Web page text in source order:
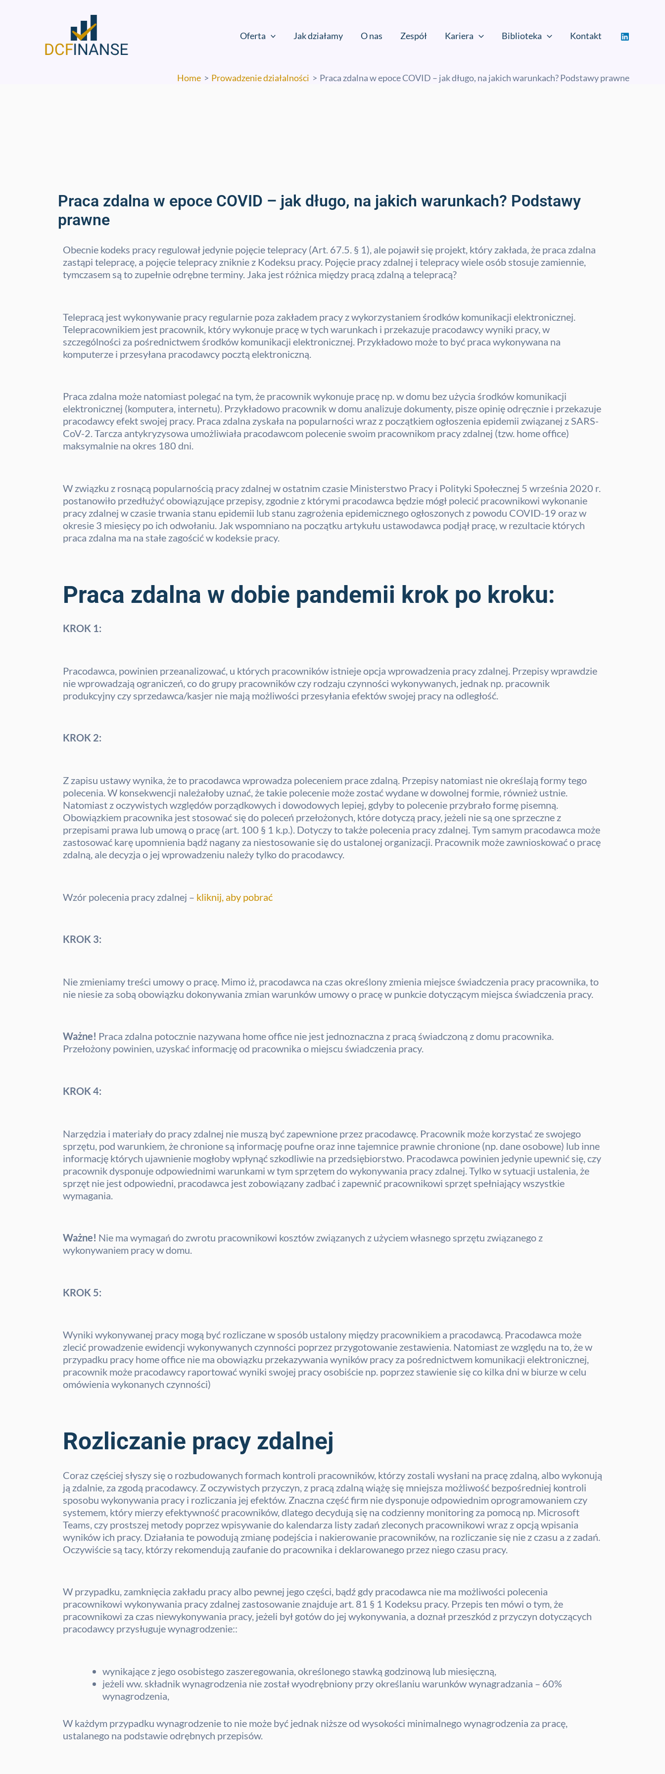
Oferta Jak działamy O nas Zespół Kariera Biblioteka Kontakt
Home Prowadzenie działalności Praca zdalna w epoce COVID – jak długo, na jakich warunkach? Podstawy prawne
Praca zdalna w epoce COVID – jak długo, na jakich warunkach? Podstawy
prawne
Obecnie kodeks pracy regulował jedynie pojęcie telepracy (Art. 67.5. § 1), ale pojawił się projekt, który zakłada, że praca zdalna
zastąpi telepracę, a pojęcie telepracy zniknie z Kodeksu pracy. Pojęcie pracy zdalnej i telepracy wiele osób stosuje zamiennie,
tymczasem są to zupełnie odrębne terminy. Jaka jest różnica między pracą zdalną a telepracą?
Telepracą jest wykonywanie pracy regularnie poza zakładem pracy z wykorzystaniem środków komunikacji elektronicznej.
Telepracownikiem jest pracownik, który wykonuje pracę w tych warunkach i przekazuje pracodawcy wyniki pracy, w
szczególności za pośrednictwem środków komunikacji elektronicznej. Przykładowo może to być praca wykonywana na
komputerze i przesyłana pracodawcy pocztą elektroniczną.
Praca zdalna może natomiast polegać na tym, że pracownik wykonuje pracę np. w domu bez użycia środków komunikacji
elektronicznej (komputera, internetu). Przykładowo pracownik w domu analizuje dokumenty, pisze opinię odręcznie i przekazuje
pracodawcy efekt swojej pracy. Praca zdalna zyskała na popularności wraz z początkiem ogłoszenia epidemii związanej z SARS-
CoV-2. Tarcza antykryzysowa umożliwiała pracodawcom polecenie swoim pracownikom pracy zdalnej (tzw. home office)
maksymalnie na okres 180 dni.
W związku z rosnącą popularnością pracy zdalnej w ostatnim czasie Ministerstwo Pracy i Polityki Społecznej 5 września 2020 r.
postanowiło przedłużyć obowiązujące przepisy, zgodnie z którymi pracodawca będzie mógł polecić pracownikowi wykonanie
pracy zdalnej w czasie trwania stanu epidemii lub stanu zagrożenia epidemicznego ogłoszonych z powodu COVID-19 oraz w
okresie 3 miesięcy po ich odwołaniu. Jak wspomniano na początku artykułu ustawodawca podjął pracę, w rezultacie których
praca zdalna ma na stałe zagościć w kodeksie pracy.
Praca zdalna w dobie pandemii krok po kroku:
KROK 1:
Pracodawca, powinien przeanalizować, u których pracowników istnieje opcja wprowadzenia pracy zdalnej. Przepisy wprawdzie
nie wprowadzają ograniczeń, co do grupy pracowników czy rodzaju czynności wykonywanych, jednak np. pracownik
produkcyjny czy sprzedawca/kasjer nie mają możliwości przesyłania efektów swojej pracy na odległość.
KROK 2:
Z zapisu ustawy wynika, że to pracodawca wprowadza poleceniem prace zdalną. Przepisy natomiast nie określają formy tego
polecenia. W konsekwencji należałoby uznać, że takie polecenie może zostać wydane w dowolnej formie, również ustnie.
Natomiast z oczywistych względów porządkowych i dowodowych lepiej, gdyby to polecenie przybrało formę pisemną.
Obowiązkiem pracownika jest stosować się do poleceń przełożonych, które dotyczą pracy, jeżeli nie są one sprzeczne z
przepisami prawa lub umową o pracę (art. 100 § 1 k.p.). Dotyczy to także polecenia pracy zdalnej. Tym samym pracodawca może
zastosować karę upomnienia bądź nagany za niestosowanie się do ustalonej organizacji. Pracownik może zawnioskować o pracę
zdalną, ale decyzja o jej wprowadzeniu należy tylko do pracodawcy.
Wzór polecenia pracy zdalnej – kliknij, aby pobrać
KROK 3:
Nie zmieniamy treści umowy o pracę. Mimo iż, pracodawca na czas określony zmienia miejsce świadczenia pracy pracownika, to
nie niesie za sobą obowiązku dokonywania zmian warunków umowy o pracę w punkcie dotyczącym miejsca świadczenia pracy.
Ważne! Praca zdalna potocznie nazywana home office nie jest jednoznaczna z pracą świadczoną z domu pracownika.
Przełożony powinien, uzyskać informację od pracownika o miejscu świadczenia pracy.
KROK 4:
Narzędzia i materiały do pracy zdalnej nie muszą być zapewnione przez pracodawcę. Pracownik może korzystać ze swojego
sprzętu, pod warunkiem, że chronione są informację poufne oraz inne tajemnice prawnie chronione (np. dane osobowe) lub inne
informację których ujawnienie mogłoby wpłynąć szkodliwie na przedsiębiorstwo. Pracodawca powinien jedynie upewnić się, czy
pracownik dysponuje odpowiednimi warunkami w tym sprzętem do wykonywania pracy zdalnej. Tylko w sytuacji ustalenia, że
sprzęt nie jest odpowiedni, pracodawca jest zobowiązany zadbać i zapewnić pracownikowi sprzęt spełniający wszystkie
wymagania.
Ważne! Nie ma wymagań do zwrotu pracownikowi kosztów związanych z użyciem własnego sprzętu związanego z
wykonywaniem pracy w domu.
KROK 5:
Wyniki wykonywanej pracy mogą być rozliczane w sposób ustalony między pracownikiem a pracodawcą. Pracodawca może
zlecić prowadzenie ewidencji wykonywanych czynności poprzez przygotowanie zestawienia. Natomiast ze względu na to, że w
przypadku pracy home office nie ma obowiązku przekazywania wyników pracy za pośrednictwem komunikacji elektronicznej,
pracownik może pracodawcy raportować wyniki swojej pracy osobiście np. poprzez stawienie się co kilka dni w biurze w celu
omówienia wykonanych czynności)
Rozliczanie pracy zdalnej
Coraz częściej słyszy się o rozbudowanych formach kontroli pracowników, którzy zostali wysłani na pracę zdalną, albo wykonują
ją zdalnie, za zgodą pracodawcy. Z oczywistych przyczyn, z pracą zdalną wiążę się mniejsza możliwość bezpośredniej kontroli
sposobu wykonywania pracy i rozliczania jej efektów. Znaczna część firm nie dysponuje odpowiednim oprogramowaniem czy
systemem, który mierzy efektywność pracowników, dlatego decydują się na codzienny monitoring za pomocą np. Microsoft
Teams, czy prostszej metody poprzez wpisywanie do kalendarza listy zadań zleconych pracownikowi wraz z opcją wpisania
wyników ich pracy. Działania te powodują zmianę podejścia i nakierowanie pracowników, na rozliczanie się nie z czasu a z zadań.
Oczywiście są tacy, którzy rekomendują zaufanie do pracownika i deklarowanego przez niego czasu pracy.
W przypadku, zamknięcia zakładu pracy albo pewnej jego części, bądź gdy pracodawca nie ma możliwości polecenia
pracownikowi wykonywania pracy zdalnej zastosowanie znajduje art. 81 § 1 Kodeksu pracy. Przepis ten mówi o tym, że
pracownikowi za czas niewykonywania pracy, jeżeli był gotów do jej wykonywania, a doznał przeszkód z przyczyn dotyczących
pracodawcy przysługuje wynagrodzenie::
wynikające z jego osobistego zaszeregowania, określonego stawką godzinową lub miesięczną,
jeżeli ww. składnik wynagrodzenia nie został wyodrębniony przy określaniu warunków wynagradzania – 60%
wynagrodzenia,
W każdym przypadku wynagrodzenie to nie może być jednak niższe od wysokości minimalnego wynagrodzenia za pracę,
ustalanego na podstawie odrębnych przepisów.